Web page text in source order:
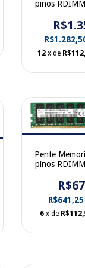
pinos
Mhz
12 x de
Pente
pinos
Mhz
R$641,25
6 x de